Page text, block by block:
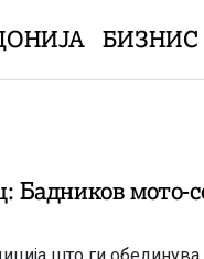
БИЗНИС
Бадников мото-